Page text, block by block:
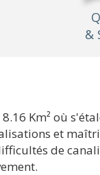
&
Km² où
et
de